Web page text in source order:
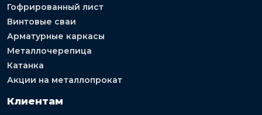
Гофрированный лист
Винтовые сваи
Арматурные каркасы
Металлочерепица
Катанка
Акции на металлопрокат
Клиентам